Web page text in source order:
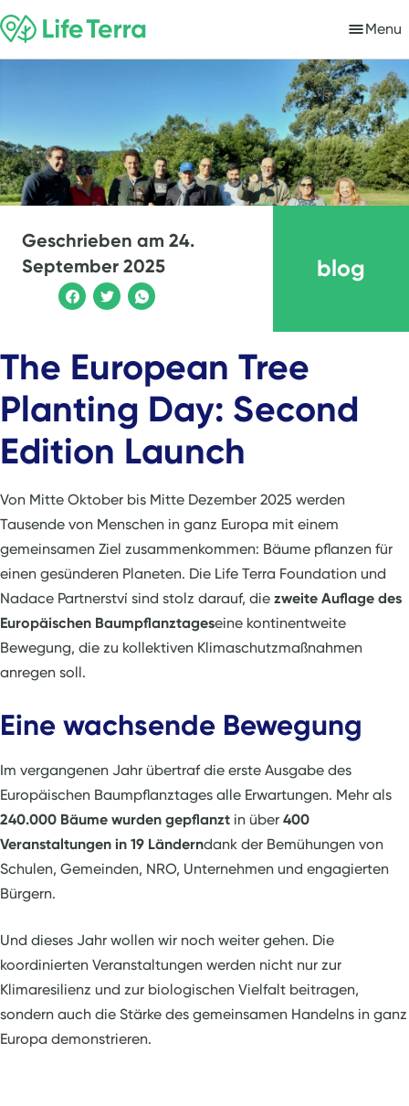
Menu
Geschrieben am 24.
September 2025
blog
The European Tree
Planting Day: Second
Edition Launch
Von Mitte Oktober bis Mitte Dezember 2025 werden
Tausende von Menschen in ganz Europa mit einem
gemeinsamen Ziel zusammenkommen: Bäume pflanzen für
einen gesünderen Planeten. Die Life Terra Foundation und
Nadace Partnerství sind stolz darauf, die zweite Auflage des
Europäischen Baumpflanztageseine kontinentweite
Bewegung, die zu kollektiven Klimaschutzmaßnahmen
anregen soll.
Eine wachsende Bewegung
Im vergangenen Jahr übertraf die erste Ausgabe des
Europäischen Baumpflanztages alle Erwartungen. Mehr als
240.000 Bäume wurden gepflanzt in über 400
Veranstaltungen in 19 Länderndank der Bemühungen von
Schulen, Gemeinden, NRO, Unternehmen und engagierten
Bürgern.
Und dieses Jahr wollen wir noch weiter gehen. Die
koordinierten Veranstaltungen werden nicht nur zur
Klimaresilienz und zur biologischen Vielfalt beitragen,
sondern auch die Stärke des gemeinsamen Handelns in ganz
Europa demonstrieren.